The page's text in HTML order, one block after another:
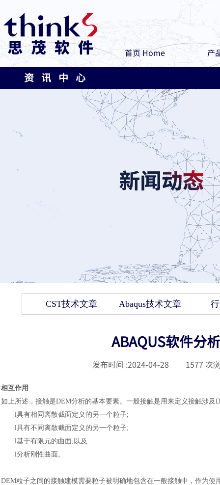
首页 Home 产
资 讯 中 心
CST技术文章 Abaqus技术文章
ABAQUS软件分
发布时间 :2024-04-28 1577 次
相互作用
如上所述，接触是DEM分析的基本要素。一般接触是用来定义接触涉
l具有相同离散截面定义的另一个粒子;
l具有不同离散截面定义的另一个粒子;
l基于有限元的曲面;以及
l分析刚性曲面。
DEM粒子之间的接触建模需要粒子被明确地包含在一般接触中，作为